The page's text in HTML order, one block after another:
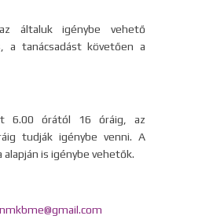
általuk igénybe vehető
a tanácsadást követően a
6.00 órától 16 óráig, az
tudják igénybe venni. A
is igénybe vehetők.